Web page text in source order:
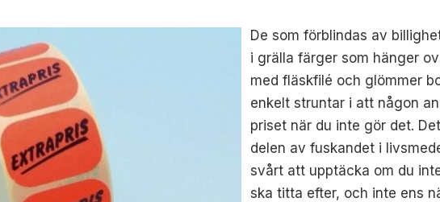
De som förblindas av
i grälla färger som hänger
med fläskfilé och glömmer
enkelt struntar i att någon
priset när du inte gör det.
delen av fuskandet i
svårt att upptäcka om du
ska titta efter, och inte ens